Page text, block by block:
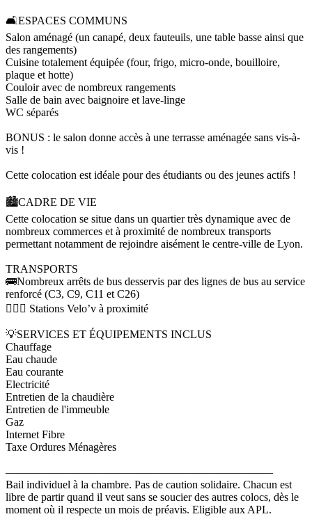
🛋️ESPACES COMMUNS
Salon aménagé (un canapé, deux fauteuils, une table basse ainsi que
des rangements)
Cuisine totalement équipée (four, frigo, micro-onde, bouilloire,
plaque et hotte)
Couloir avec de nombreux rangements
Salle de bain avec baignoire et lave-linge
WC séparés
BONUS : le salon donne accès à une terrasse aménagée sans vis-à-
vis !
Cette colocation est idéale pour des étudiants ou des jeunes actifs !
🏙️CADRE DE VIE
Cette colocation se situe dans un quartier très dynamique avec de
nombreux commerces et à proximité de nombreux transports
permettant notamment de rejoindre aisément le centre-ville de Lyon.
TRANSPORTS
🚌Nombreux arrêts de bus desservis par des lignes de bus au service
renforcé (C3, C9, C11 et C26)
🚴🏻‍♂️ Stations Velo’v à proximité
💡SERVICES ET ÉQUIPEMENTS INCLUS
Chauffage
Eau chaude
Eau courante
Electricité
Entretien de la chaudière
Entretien de l'immeuble
Gaz
Internet Fibre
Taxe Ordures Ménagères
————————————————————————
Bail individuel à la chambre. Pas de caution solidaire. Chacun est
libre de partir quand il veut sans se soucier des autres colocs, dès le
moment où il respecte un mois de préavis. Eligible aux APL.